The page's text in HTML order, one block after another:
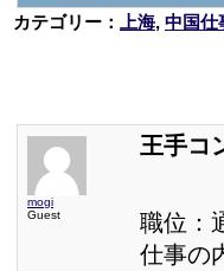
カテゴリー：
上海, 中国仕
mogi
Guest
王手コ
職位：
仕事の